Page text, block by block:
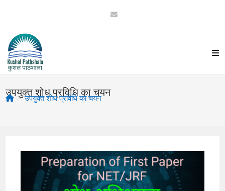
content
उपयुक्त शोध प्रविधि का चयन
> उपयुक्त शोध प्रविधि का चयन